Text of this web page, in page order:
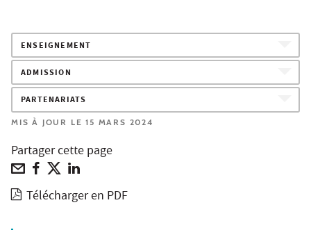
ENSEIGNEMENT
ADMISSION
PARTENARIATS
MIS À JOUR LE 15 MARS 2024
Partager cette page
Télécharger en PDF